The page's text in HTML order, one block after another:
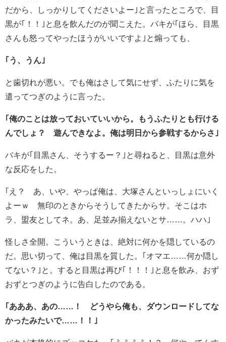
だから、しっかりしてくださいよー｣と言ったところで、目
黒が｢！！｣と息を飲んだのが聞こえた。バキが｢ほら、目黒
さんも怒ってやったほうがいいですよ｣と煽っても、
｢う、うん｣
と歯切れが悪い。でも俺はさして気にせず、ふたりに気を
遣ってつぎのように言った。
｢俺のことは放っておいていいから。もうふたりとも行ける
んでしょ？ 遊んできなよ。俺は明日から参戦するからさ｣
バキが｢目黒さん、そうするー？｣と尋ねると、目黒は意外
な反応をした。
｢え？ あ、いや、やっぱ俺は、大塚さんといっしょにいく
よーｗ 無印のときからそうしてきたからサ。そこはホ
ラ、盟友としてネ。あ、足並み揃えないとサ……。ハハ｣
怪しさ全開。こういうときは、絶対に何かを隠しているの
だ。思い切って、俺は目黒を質した。｢オマエ……何か隠し
てない？｣と。すると目黒は再び｢！！！｣と息を飲み、おず
おずとつぎのように告白したのである。
｢あああ、あの……！ どうやら俺も、ダウンロードしてな
かったみたいで……！！｣